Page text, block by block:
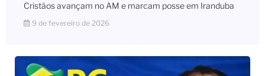
Cristãos avançam no AM e marcam posse em Iranduba
9 de fevereiro de 2026